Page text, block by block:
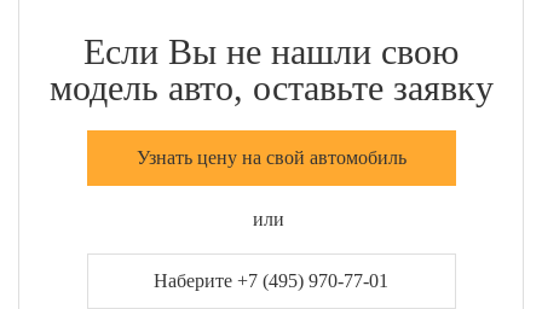
Если Вы не нашли свою
модель авто, оставьте заявку
Узнать цену на свой автомобиль
или
Наберите +7 (495) 970-77-01